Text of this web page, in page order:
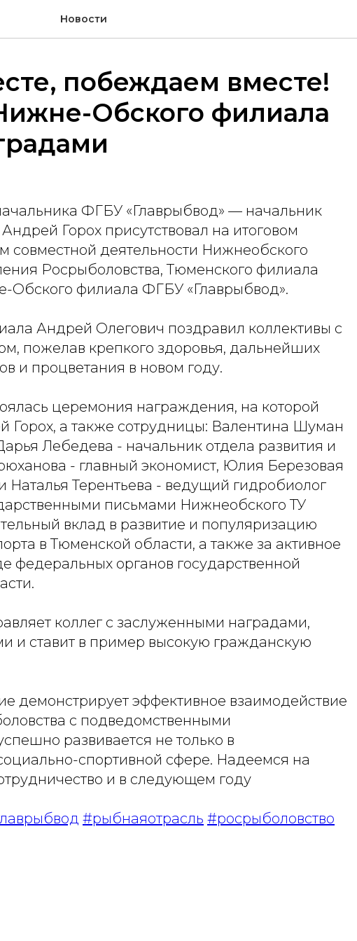
Новости
побеждаем вместе!
Обского филиала
ФГБУ «Главрыбвод» — начальник
Горох присутствовал на итоговом
совместной деятельности Нижнеобского
Росрыболовства, Тюменского филиала
филиала ФГБУ «Главрыбвод».
Андрей Олегович поздравил коллективы с
пожелав крепкого здоровья, дальнейших
и процветания в новом году.
церемония награждения, на которой
Горох, а также сотрудницы: Валентина Шуман
Лебедева - начальник отдела развития и
- главный экономист, Юлия Березовая
Наталья Терентьева - ведущий гидробиолог
письмами Нижнеобского ТУ
вклад в развитие и популяризацию
в Тюменской области, а также за активное
федеральных органов государственной
коллег с заслуженными наградами,
и ставит в пример высокую гражданскую
демонстрирует эффективное взаимодействие
с подведомственными
развивается не только в
спортивной сфере. Надеемся на
и в следующем году
#рыбнаяотрасль #росрыболовство